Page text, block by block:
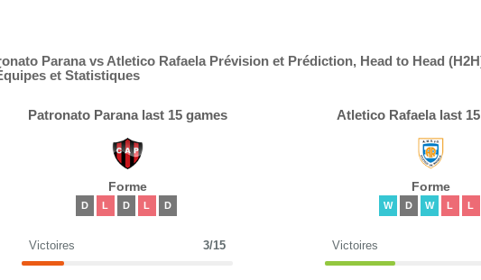
Parana vs Atletico Rafaela Prévision et Prédiction, Head to Head
et Statistiques
Patronato Parana last 15 games
Forme
D L D L D
Victoires 3/15
Atletico Rafaela last
Forme
W D W L L
Victoires